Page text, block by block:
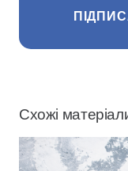
Схожі